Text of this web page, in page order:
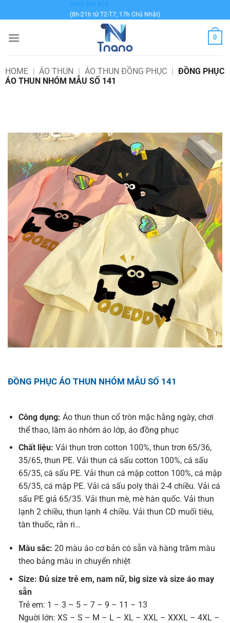
qua
dung
0936 999 878
(8h-21h từ T2-T7; 17h Chủ Nhật)
0
HOME | ÁO THUN | ÁO THUN ĐỒNG PHỤC | ĐỒNG PHỤC
ÁO THUN NHÓM MẪU SỐ 141
ĐỒNG PHỤC ÁO THUN NHÓM MẪU SỐ 141
Công dụng: Áo thun thun cổ tròn mặc hằng ngày, chơi
thể thao, làm áo nhóm áo lớp, áo đồng phục
Chất liệu: Vải thun trơn cotton 100%, thun trơn 65/36,
35/65, thun PE. Vải thun cá sấu cotton 100%, cá sấu
65/35, cá sấu PE. Vải thun cá mập cotton 100%, cá mập
65/35, cá mập PE. Vải cá sấu poly thái 2-4 chiều. Vải cá
sấu PE giả 65/35. Vải thun mè, mè hàn quốc. Vải thun
lạnh 2 chiều, thun lạnh 4 chiều. Vải thun CD muối tiêu,
tàn thuốc, rằn ri…
Màu sắc: 20 màu áo cơ bản có sẵn và hàng trăm màu
theo bảng màu in chuyển nhiệt
Size: Đủ size trẻ em, nam nữ, big size và size áo may
sẵn
Trẻ em: 1 – 3 – 5 – 7 – 9 – 11 – 13
Nguời lớn: XS – S – M – L – XL – XXL – XXXL – 4XL –